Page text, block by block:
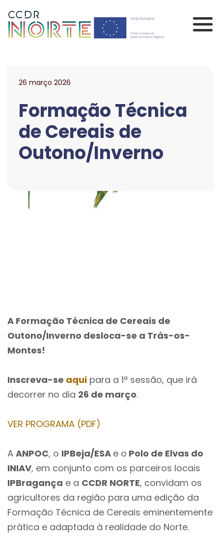
Comissão de
26 março 2026
Formação Técnica
de Cereais de
Outono/Inverno
A Formação Técnica de Cereais de
Outono/Inverno desloca-se a Trás-os-
Montes!
Inscreva-se aqui para a 1ª sessão, que irá
decorrer no dia 26 de março.
VER PROGRAMA (PDF)
A ANPOC, o IPBeja/ESA e o Polo de Elvas do
INIAV, em conjunto com os parceiros locais
IPBragança e a CCDR NORTE, convidam os
agricultores da região para uma edição da
Formação Técnica de Cereais eminentemente
prática e adaptada à realidade do Norte.